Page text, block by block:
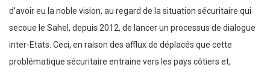
d’avoir eu la noble vision, au regard de la situation sécuritaire qui
secoue le Sahel, depuis 2012, de lancer un processus de dialogue
inter-Etats. Ceci, en raison des afflux de déplacés que cette
problématique sécuritaire entraine vers les pays côtiers et,